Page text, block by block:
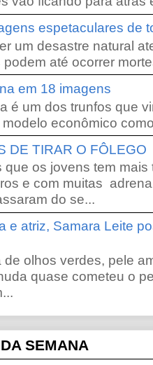
espetaculares de
um desastre natural
até ocorrer
em 18 imagens
é um dos trunfos que
econômico
DE TIRAR O FÔLEGO
que os jovens tem
e com muitas
do se...
e atriz, Samara Leite
de olhos verdes, pele
quase cometeu o
SEMANA